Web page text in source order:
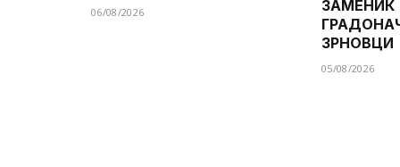
06/08/2026
ЗАМЕНИК
ЗРНОВЦИ
05/08/2026